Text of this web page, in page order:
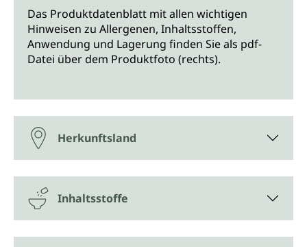
Das Produktdatenblatt mit allen wichtigen
Hinweisen zu Allergenen, Inhaltsstoffen,
Anwendung und Lagerung finden Sie als pdf-
Datei über dem Produktfoto (rechts).
Herkunftsland
Inhaltsstoffe